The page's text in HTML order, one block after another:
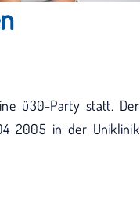
ü30-Party statt. Der
2005 in der Uniklinik